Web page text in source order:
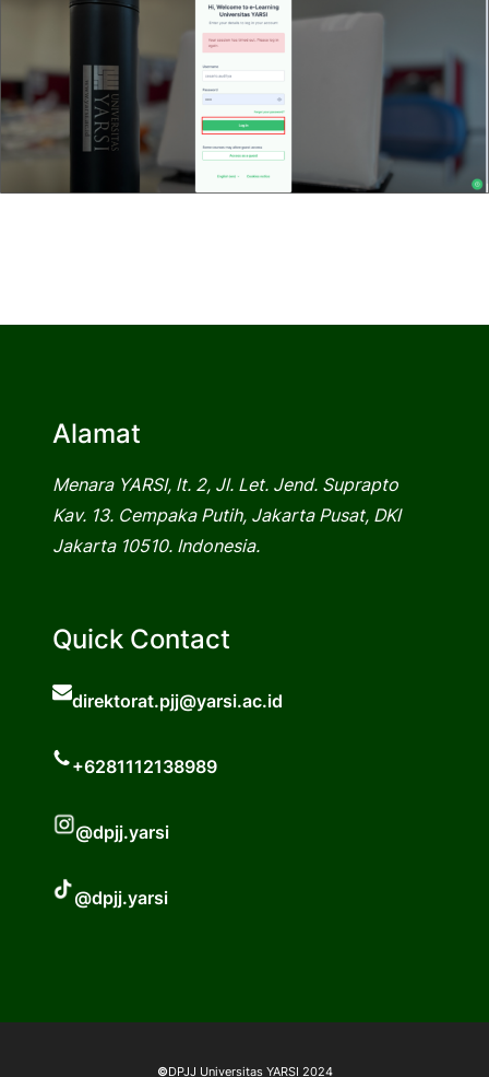
Alamat
Menara YARSI, lt. 2, Jl. Let. Jend. Suprapto
Kav. 13. Cempaka Putih, Jakarta Pusat, DKI
Jakarta 10510. Indonesia.
Quick Contact
direktorat.pjj@yarsi.ac.id
+6281112138989
@dpjj.yarsi
@dpjj.yarsi
©DPJJ Universitas YARSI 2024